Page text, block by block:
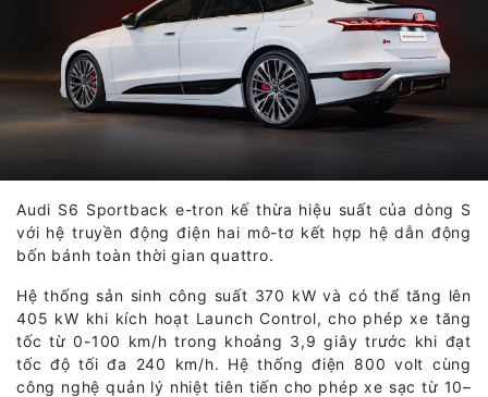
Audi S6 Sportback e-tron kế thừa hiệu suất của dòng S
với hệ truyền động điện hai mô-tơ kết hợp hệ dẫn động
bốn bánh toàn thời gian quattro.
Hệ thống sản sinh công suất 370 kW và có thể tăng lên
405 kW khi kích hoạt Launch Control, cho phép xe tăng
tốc từ 0-100 km/h trong khoảng 3,9 giây trước khi đạt
tốc độ tối đa 240 km/h. Hệ thống điện 800 volt cùng
công nghệ quản lý nhiệt tiên tiến cho phép xe sạc từ 10–